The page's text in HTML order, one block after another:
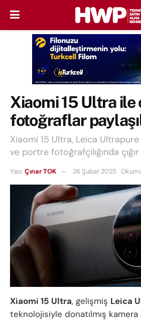
Xiaomi 15 Ultra ile
fotoğraflar
Xiaomi 15 Ultra, Leica
ve portre fotoğrafçılığında çığır
Yazı: Çınar TOK 26 Şubat 2025
Xiaomi 15 Ultra, gelişmiş Leica
teknolojisiyle donatılmış